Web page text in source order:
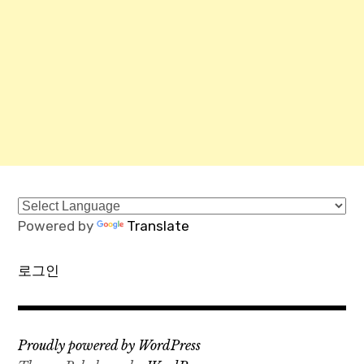
Powered by Translate
로그인
Proudly powered by WordPress